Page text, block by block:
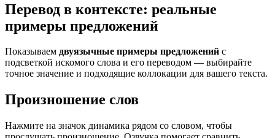
Перевод в контексте: реальные
примеры предложений
Показываем двуязычные примеры предложений с
подсветкой искомого слова и его переводом — выбирайте
точное значение и подходящие коллокации для вашего текста.
Произношение слов
Нажмите на значок динамика рядом со словом, чтобы